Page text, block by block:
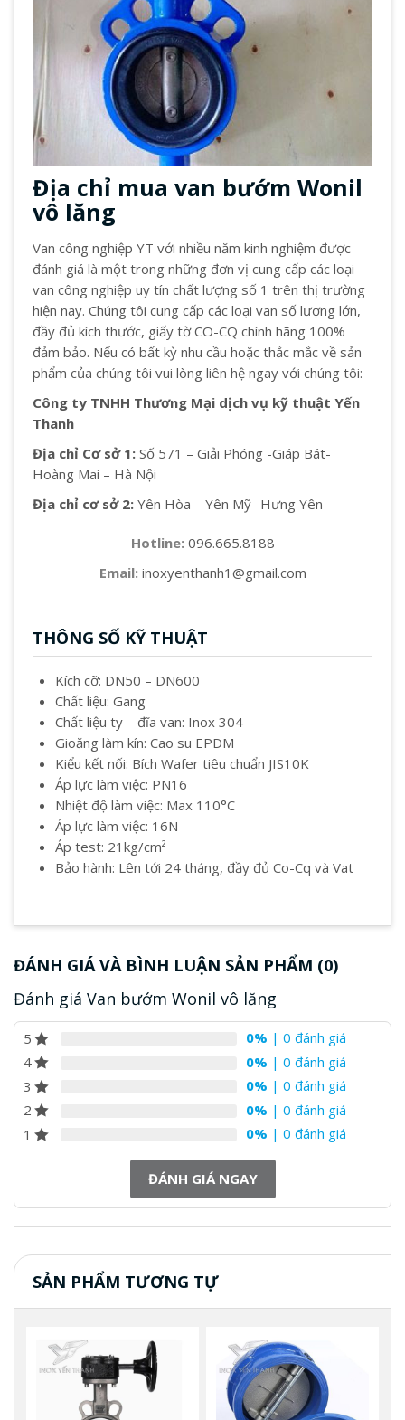
Địa chỉ mua van bướm Wonil
vô lăng
Van công nghiệp YT với nhiều năm kinh nghiệm được
đánh giá là một trong những đơn vị cung cấp các loại
van công nghiệp uy tín chất lượng số 1 trên thị trường
hiện nay. Chúng tôi cung cấp các loại van số lượng lớn,
đầy đủ kích thước, giấy tờ CO-CQ chính hãng 100%
đảm bảo. Nếu có bất kỳ nhu cầu hoặc thắc mắc về sản
phẩm của chúng tôi vui lòng liên hệ ngay với chúng tôi:
Công ty TNHH Thương Mại dịch vụ kỹ thuật Yến
Thanh
Địa chỉ Cơ sở 1: Số 571 – Giải Phóng -Giáp Bát-
Hoàng Mai – Hà Nội
Địa chỉ cơ sở 2: Yên Hòa – Yên Mỹ- Hưng Yên
Hotline: 096.665.8188
Email: inoxyenthanh1@gmail.com
THÔNG SỐ KỸ THUẬT
Kích cỡ: DN50 – DN600
Chất liệu: Gang
Chất liệu ty – đĩa van: Inox 304
Gioăng làm kín: Cao su EPDM
Kiểu kết nối: Bích Wafer tiêu chuẩn JIS10K
Áp lực làm việc: PN16
Nhiệt độ làm việc: Max 110°C
Áp lực làm việc: 16N
Áp test: 21kg/cm²
Bảo hành: Lên tới 24 tháng, đầy đủ Co-Cq và Vat
ĐÁNH GIÁ VÀ BÌNH LUẬN SẢN PHẨM (0)
Đánh giá Van bướm Wonil vô lăng
5 0% | 0 đánh giá
4
0% | 0 đánh giá
3
0% | 0 đánh giá
2
0% | 0 đánh giá
1
0% | 0 đánh giá
ĐÁNH GIÁ NGAY
SẢN PHẨM TƯƠNG TỰ